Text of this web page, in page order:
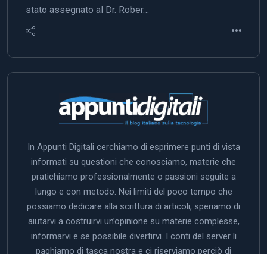
stato assegnato al Dr. Rober…
In Appunti Digitali cerchiamo di esprimere punti di vista
informati su questioni che conosciamo, materie che
pratichiamo professionalmente o passioni seguite a
lungo e con metodo. Nei limiti del poco tempo che
possiamo dedicare alla scrittura di articoli, speriamo di
aiutarvi a costruirvi un’opinione su materie complesse,
informarvi e se possibile divertirvi. I conti del server li
paghiamo di tasca nostra e ci riserviamo perciò di